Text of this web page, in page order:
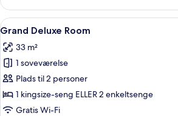
Room
Indlæs
alle
billeder
af
Grand
Deluxe
Room
Grand
10
Grand Deluxe Room
33 m²
1 soveværelse
Plads til 2 personer
1 kingsize-seng ELLER 2 enkeltsenge
Gratis Wi-Fi